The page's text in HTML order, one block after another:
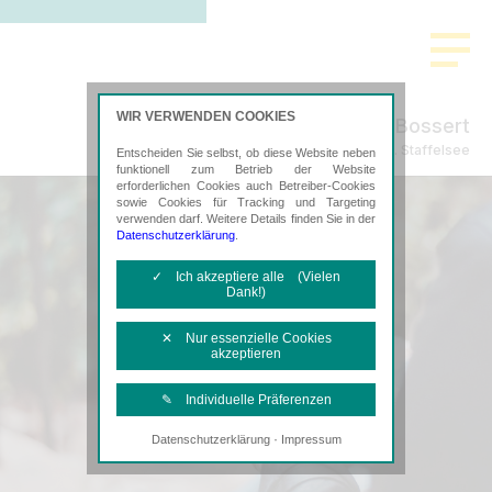
Willershausen & Bossert
Steuerberatung in Murnau a. Staffelsee
WIR VERWENDEN COOKIES
Entscheiden Sie selbst, ob diese Website neben
funktionell zum Betrieb der Website
erforderlichen Cookies auch Betreiber-Cookies
sowie Cookies für Tracking und Targeting
verwenden darf. Weitere Details finden Sie in der
Datenschutzerklärung
✓ Ich akzeptiere alle (Vielen
Dank!)
✕ Nur essenzielle Cookies
akzeptieren
✎ Individuelle Präferenzen
Notwendige Cookies
Diese Cookies sind erforderlich, um die
Datenschutzerklärung· Impressum